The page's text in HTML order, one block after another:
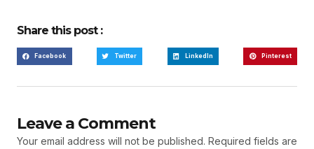
Share this post :
Facebook Twitter LinkedIn Pinterest
Leave a Comment
Your email address will not be published. Required fields are